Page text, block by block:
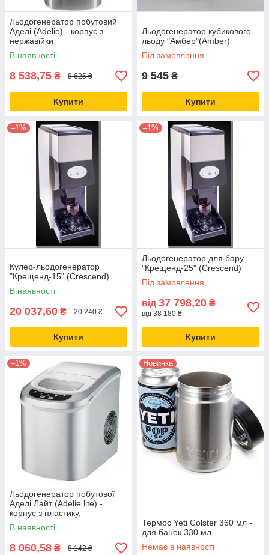
Льодогенератор побутовий
Аделі (Adelie) - корпус з
нержавійки
В наявності
8 538,75 ₴ 8 625 ₴
Купити
Льодогенератор кубикового
льоду "Амбер"(Amber)
Під замовлення
9 545 ₴
Купити
–1%
Кулер-льодогенератор
"Крещенд-15" (Crescend)
В наявності
20 037,60 ₴ 20 240 ₴
Купити
–1%
Льодогенератор для бару
"Крещенд-25" (Crescend)
Під замовлення
від 37 798,20 ₴
від 38 180 ₴
Купити
–1%
Льодогенератор побутової
Аделі Лайт (Adelie lite) -
корпус з пластику,
компактний, для дому
В наявності
8 060,58 ₴ 8 142 ₴
Новинка
Термос Yeti Colster 360 мл -
для банок 330 мл
Немає в наявності